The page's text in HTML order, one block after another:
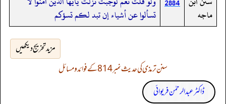
ماجه
تسألوا عن أشياء إن تبد لكم تسؤكم
مزید تخریج دیکھیں
سنن ترمذی کی حدیث نمبر 814 کے فوائد و مسائل
ڈاکٹر عبدالرحمٰن فریوائی